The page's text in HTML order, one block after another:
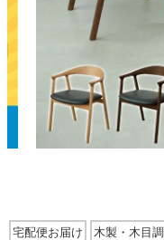
カテゴリから探す
ソファ
宅配便お届け 木製・木目調